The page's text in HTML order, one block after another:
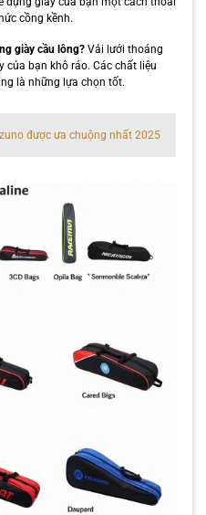
cồng kềnh.
giày cầu lông?Vải lưới thoáng
của bạn khô ráo. Các chất liệu
là những lựa chọn tốt.
được ưa chuộng nhất 2025